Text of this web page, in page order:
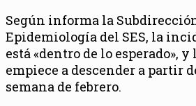
Según informa la
Epidemiología del SES, la
está «dentro de lo esperado»,
empiece a descender a partir
semana de febrero.